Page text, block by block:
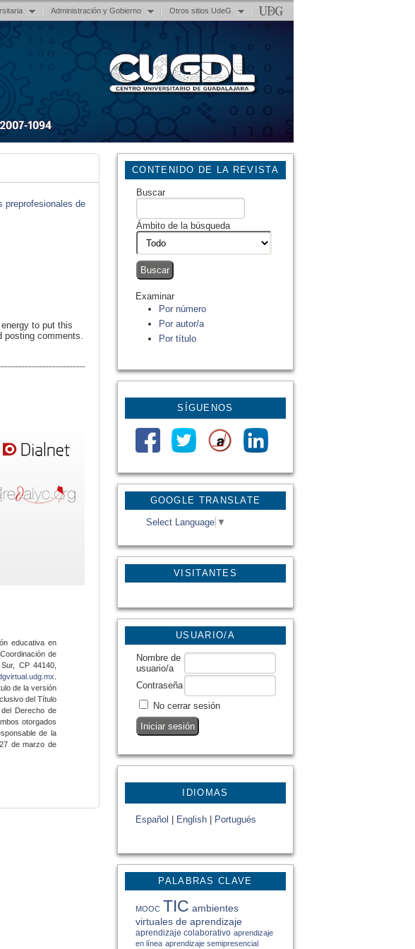
Administración y Gobierno Otros sitios UdeG
GOOGLE TRANSLATE
Select Language ▼
VISITANTES
CONTENIDO DE LA REVISTA
Buscar
Ámbito de la búsqueda
Examinar
Por número
Por autor/a
Por título
SÍGUENOS
USUARIO/A
Nombre de
usuario/a
Contraseña
No cerrar sesión
IDIOMAS
Español English Portugués
PALABRAS CLAVE
MOOC TIC ambientes
virtuales de aprendizaje
aprendizaje colaborativo aprendizaje
en línea aprendizaje semipresencial
preprofesionales de
to put this
comments.
educativa en
de
CP 44140,
de la versión
del Título
Derecho de
otorgados
de la
de marzo de